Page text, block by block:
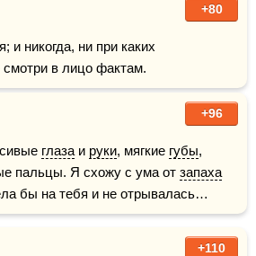
+80
и никогда, ни при каких
смотри в лицо фактам.
+96
глаза и руки, мягкие губы,
пальцы. Я схожу с ума от запаха
бы на тебя и не отрывалась…
+110